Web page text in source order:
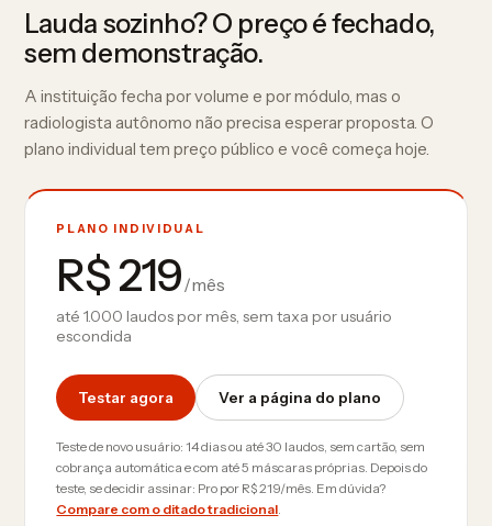
Lauda sozinho? O preço é fechado,
sem demonstração.
A instituição fecha por volume e por módulo, mas o
radiologista autônomo não precisa esperar proposta. O
plano individual tem preço público e você começa hoje.
PLANO INDIVIDUAL
R$ 219/mês
até 1.000 laudos por mês, sem taxa por usuário
escondida
Testar agora Ver a página do plano
Teste de novo usuário: 14 dias ou até 30 laudos, sem cartão, sem
cobrança automática e com até 5 máscaras próprias. Depois do
teste, se decidir assinar: Pro por R$ 219/mês. Em dúvida?
Compare com o ditado tradicional